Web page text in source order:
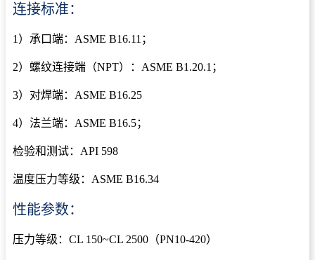
连接标准：
1）承口端：ASME B16.11；
2）螺纹连接端（NPT）：ASME B1.20.1；
3）对焊端：ASME B16.25
4）法兰端：ASME B16.5；
检验和测试：API 598
温度压力等级：ASME B16.34
性能参数：
压力等级：CL 150~CL 2500（PN10-420）